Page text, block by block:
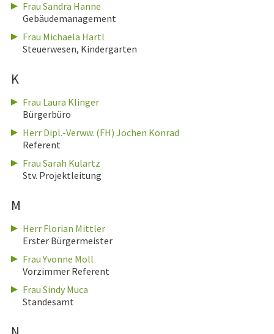
Frau Sandra Hanne
Gebäudemanagement
Frau Michaela Hartl
Steuerwesen, Kindergarten
K
Frau Laura Klinger
Bürgerbüro
Herr Dipl.-Verww. (FH) Jochen Konrad
Referent
Frau Sarah Kulartz
Stv. Projektleitung
M
Herr Florian Mittler
Erster Bürgermeister
Frau Yvonne Moll
Vorzimmer Referent
Frau Sindy Muca
Standesamt